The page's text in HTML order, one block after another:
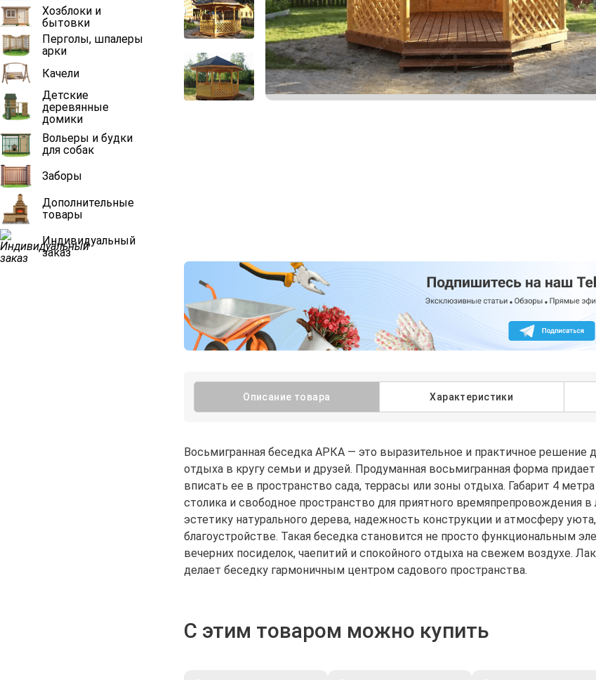
Хозблоки и
бытовки
Перголы, шпалеры
арки
Качели
Детские
деревянные
домики
Вольеры и будки
для собак
Заборы
Дополнительные
товары
Индивидуальный
заказ
Описание товара Характеристики
Восьмигранная беседка АРКА — это выразительное и практичное решение
отдыха в кругу семьи и друзей. Продуманная восьмигранная форма
вписать ее в пространство сада, террасы или зоны отдыха. Габарит 4
столика и свободное пространство для приятного времяпрепровождения
эстетику натурального дерева, надежность конструкции и атмосферу
благоустройстве. Такая беседка становится не просто функциональным
вечерних посиделок, чаепитий и спокойного отдыха на свежем воздухе.
делает беседку гармоничным центром садового пространства.
С этим товаром можно купить